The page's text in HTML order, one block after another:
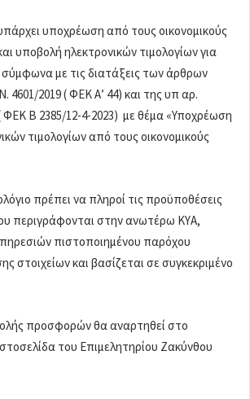
υποχρέωση από τους οικονομικούς
υποβολή ηλεκτρονικών τιμολογίων για
με τις διατάξεις των άρθρων
4601/2019 ( ΦΕΚ Α’ 44) και της υπ αρ.
ΦΕΚ Β 2385/12-4-2023) με θέμα «Υποχρέωση
τιμολογίων από τους οικονομικούς
πρέπει να πληροί τις προϋποθέσεις
περιγράφονται στην ανωτέρω ΚΥΑ,
πιστοποιημένου παρόχου
στοιχείων και βασίζεται σε συγκεκριμένο
προσφορών θα αναρτηθεί στο
του Επιμελητηρίου Ζακύνθου